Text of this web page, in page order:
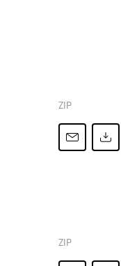
ZIP
ZIP